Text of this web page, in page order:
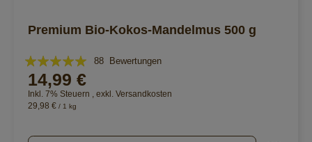
Premium Bio-Kokos-Mandelmus 500 g
Bewertung:
99%
88 Bewertungen
14,99 €
Inkl. 7% Steuern , exkl. Versandkosten
29,98 € / 1 kg